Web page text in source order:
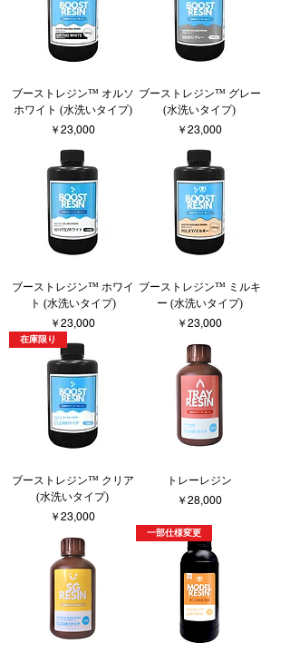
ブーストレジン™︎ オルソ
ホワイト (水洗いタイプ)
価格
￥23,000
ブーストレジン™︎ グレー
(水洗いタイプ)
価格
￥23,000
ブーストレジン™︎ ホワイ
ト (水洗いタイプ)
価格
￥23,000
ブーストレジン™︎ ミルキ
ー (水洗いタイプ)
価格
￥23,000
在庫限り
ブーストレジン™︎ クリア
(水洗いタイプ)
価格
￥23,000
トレーレジン
価格
￥28,000
一部仕様変更